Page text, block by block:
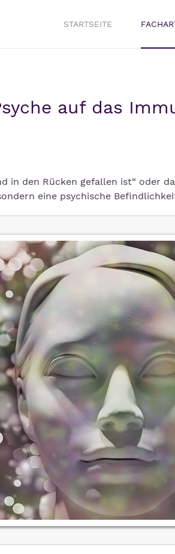
STARTSEITE
auf das
in den Rücken gefallen ist“ oder
eine psychische